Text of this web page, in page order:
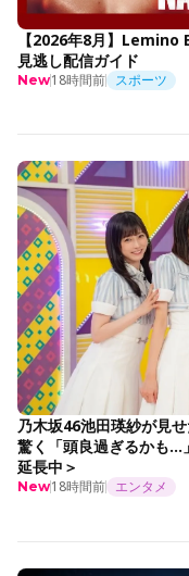
【2026年8月】Lemino
見逃し配信ガイド
New18時間前 スポーツ
乃木坂46池田瑛紗が見
驚く「頭良過ぎるかも…
延長中＞
New18時間前 エンタメ